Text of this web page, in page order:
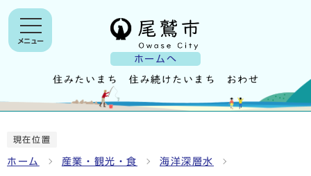
ホームへ
メニュー
現在位置
ホーム 産業・観光・食 海洋深層水